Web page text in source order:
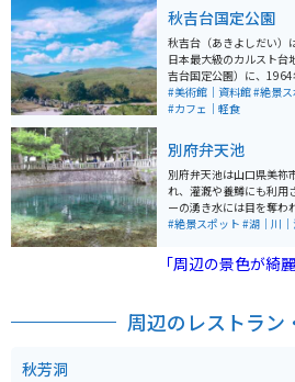
洞、高知の龍河洞と並び
別天然記念物にも指定されています。
形美の数々があり、百枚
しさです。また、冒険コ
験などもあり、スリリン
す。 一般入洞時間が終了した19時からは、秋芳洞・闇の
ロマン体験を体験するこ
を歩き、一層神秘的な眺
洞内の温度は四季を通じ
光することができます。
秋吉台国定公園
秋吉台（あきよしだい）
日本最大級のカルスト台
吉台国定公園）に、
ています。この秋吉台の
は、およそ3億5千万年前
地を形成しました。
#美術館｜資料館#絶景ス
#カフェ｜軽食
別府弁天池
別府弁天池は山口県美祢
れ、灌漑や養鱒にも利用
ーの湧き水には目を奪わ
養鱒場釣り堀では、ニジ
#絶景スポット #湖｜川
「周辺の景色が綺
周辺のレストラン
秋芳洞